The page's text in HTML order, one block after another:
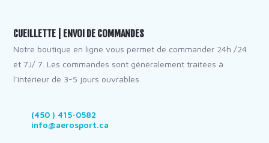
CUEILLETTE | ENVOI DE COMMANDES
Notre boutique en ligne vous permet de commander 24h /24
et 7J/ 7. Les commandes sont généralement traitées à
l’intérieur de 3-5 jours ouvrables
(450 ) 415-0582
info@aerosport.ca